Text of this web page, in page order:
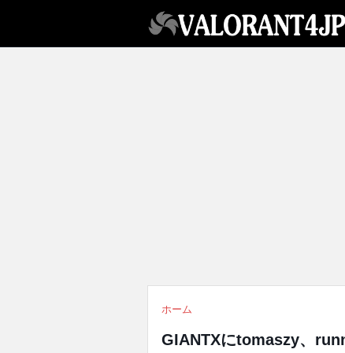
ホーム
GIANTXにtomaszy、